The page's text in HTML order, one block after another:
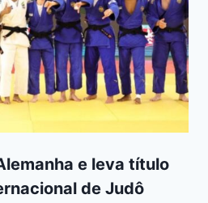
e leva título
de Judô